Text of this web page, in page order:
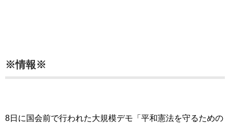
※情報※
8日に国会前で行われた大規模デモ「平和憲法を守るための